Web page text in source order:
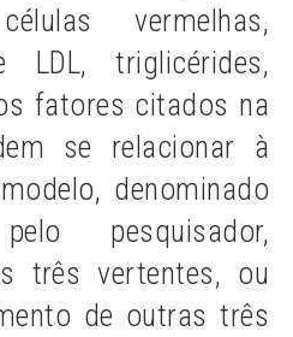
vermelhas,
LDL, triglicérides,
fatores citados na
se relacionar à
denominado
pesquisador,
três vertentes, ou
de outras três